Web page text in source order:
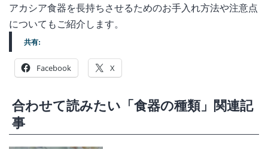
アカシア食器を長持ちさせるためのお手入れ方法や注意点
についてもご紹介します。
共有:
Facebook X
合わせて読みたい「食器の種類」関連記
事